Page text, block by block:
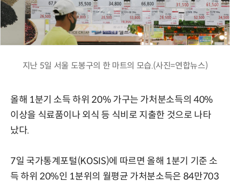
지난 5일 서울 도봉구의 한 마트의 모습.(사진=연합뉴스)
올해 1분기 소득 하위 20% 가구는 가처분소득의 40%
이상을 식료품이나 외식 등 식비로 지출한 것으로 나타
났다.
7일 국가통계포털(KOSIS)에 따르면 올해 1분기 기준 소
득 하위 20%인 1분위의 월평균 가처분소득은 84만703